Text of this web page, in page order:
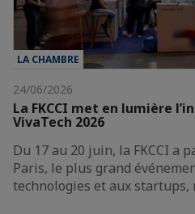
LA CHAMBRE
24/06/2026
La FKCCI met en lumière
VivaTech 2026
Du 17 au 20 juin, la FKCCI a
Paris, le plus grand
technologies et aux